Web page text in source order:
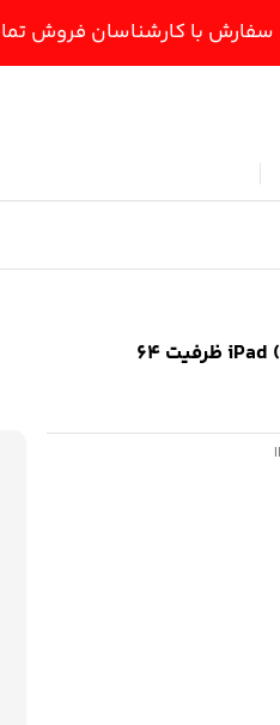
سفارش با کارشناسان فروش
تبلت اپل مدل iPad (10th) – 10.9 INCH (2022) Wi-Fi ظرفیت 64